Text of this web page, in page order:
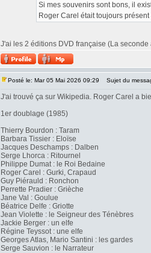
Si mes souvenirs sont bons, il
Roger Carel était toujours
J'ai les 2 éditions DVD française (La
Posté le: Mar 05 Mai 2026 09:29 Sujet du
J'ai trouvé ça sur Wikipedia. Roger Carel a
1er doublage (1985)
Thierry Bourdon : Taram
Barbara Tissier : Eloïse
Jacques Deschamps : Dalben
Serge Lhorca : Ritournel
Philippe Dumat : le Roi Bedaine
Roger Carel : Gurki, Crapaud
Guy Piérauld : Ronchon
Perrette Pradier : Grièche
Jane Val : Goulue
Béatrice Delfe : Griotte
Jean Violette : le Seigneur des Ténèbres
Jackie Berger : un elfe
Régine Teyssot : une elfe
Georges Atlas, Mario Santini : les gardes
Serge Sauvion : le Narrateur